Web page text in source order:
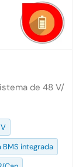
de 48 V/
BMS integrada